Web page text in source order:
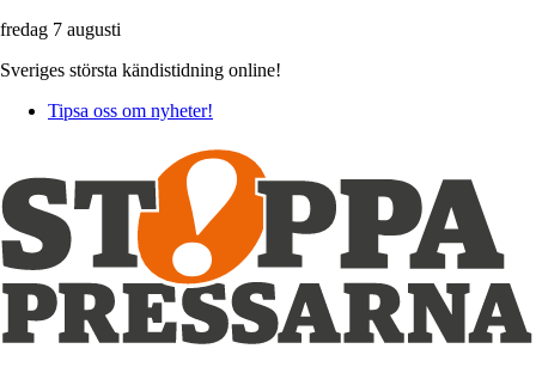
fredag 7 augusti
Sveriges största kändistidning online!
Tipsa oss om nyheter!